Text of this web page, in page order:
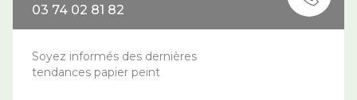
03 74 02 81 82
Soyez informés des dernières
tendances papier peint